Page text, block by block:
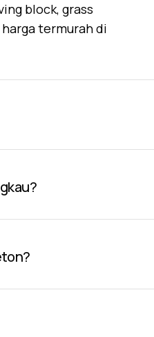
block, grass
termurah di